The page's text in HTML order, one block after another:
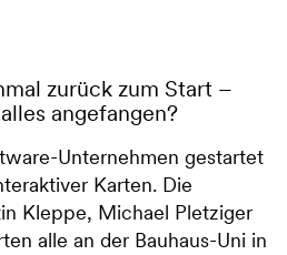
zurück zum Start –
angefangen?
Unternehmen gestartet
Karten. Die
Kleppe, Michael Pletziger
alle an der Bauhaus-Uni in